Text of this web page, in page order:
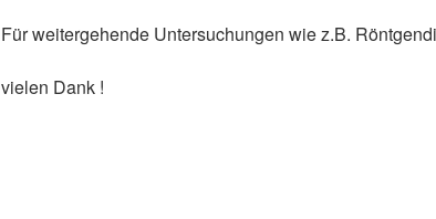
Für weitergehende Untersuchungen wie z.B.
vielen Dank !